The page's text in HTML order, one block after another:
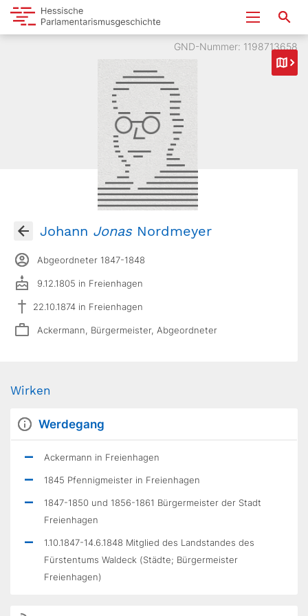
GND-Nummer: 1198713658
Johann JonasNordmeyer
Abgeordneter 1847-1848
9.12.1805 in Freienhagen
22.10.1874 in Freienhagen
Ackermann, Bürgermeister, Abgeordneter
Wirken
Werdegang
Ackermann in Freienhagen
1845 Pfennigmeister in Freienhagen
1847-1850 und 1856-1861 Bürgermeister der Stadt
Freienhagen
1.10.1847-14.6.1848 Mitglied des Landstandes des
Fürstentums Waldeck (Städte; Bürgermeister
Freienhagen)